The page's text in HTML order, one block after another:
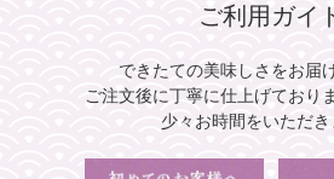
ご利用ガイ
できたての美味しさをお届
ご注文後に丁寧に仕上げておりま
少々お時間をいただき